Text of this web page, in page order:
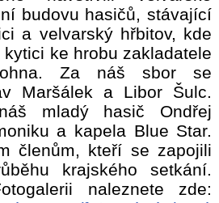
budovu hasičů, stávající
a velvarský hřbitov, kde
ke hrobu zakladatele
Za náš sbor se
Maršálek a Libor Šulc.
mladý hasič Ondřej
a kapela Blue Star.
členům, kteří se zapojili
krajského setkání.
naleznete zde: